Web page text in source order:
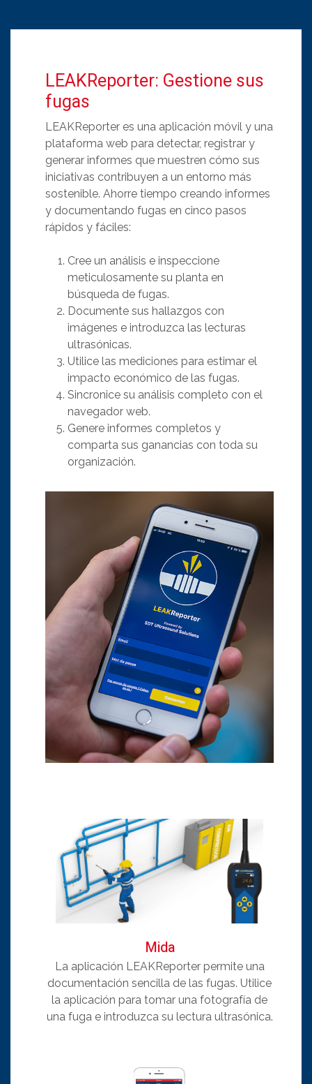
LEAKReporter: Gestione sus
fugas
LEAKReporter es una aplicación móvil y una
plataforma web para detectar, registrar y
generar informes que muestren cómo sus
iniciativas contribuyen a un entorno más
sostenible. Ahorre tiempo creando informes
y documentando fugas en cinco pasos
rápidos y fáciles:
Cree un análisis e inspeccione
meticulosamente su planta en
búsqueda de fugas.
Documente sus hallazgos con
imágenes e introduzca las lecturas
ultrasónicas.
Utilice las mediciones para estimar el
impacto económico de las fugas.
Sincronice su análisis completo con el
navegador web.
Genere informes completos y
comparta sus ganancias con toda su
organización.
Mida
La aplicación LEAKReporter permite una
documentación sencilla de las fugas. Utilice
la aplicación para tomar una fotografía de
una fuga e introduzca su lectura ultrasónica.